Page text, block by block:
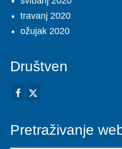
travanj 2020
ožujak 2020
Društven
Pretraživanje